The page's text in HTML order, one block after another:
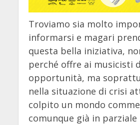
Troviamo sia molto
informarsi e magari
questa bella iniziativa,
perché offre ai musicisti
opportunità, ma
nella situazione di crisi
colpito un mondo
comunque già in parziale